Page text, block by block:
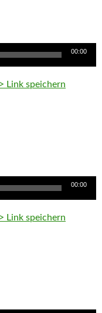
00:00
Link speichern
00:00
Link speichern